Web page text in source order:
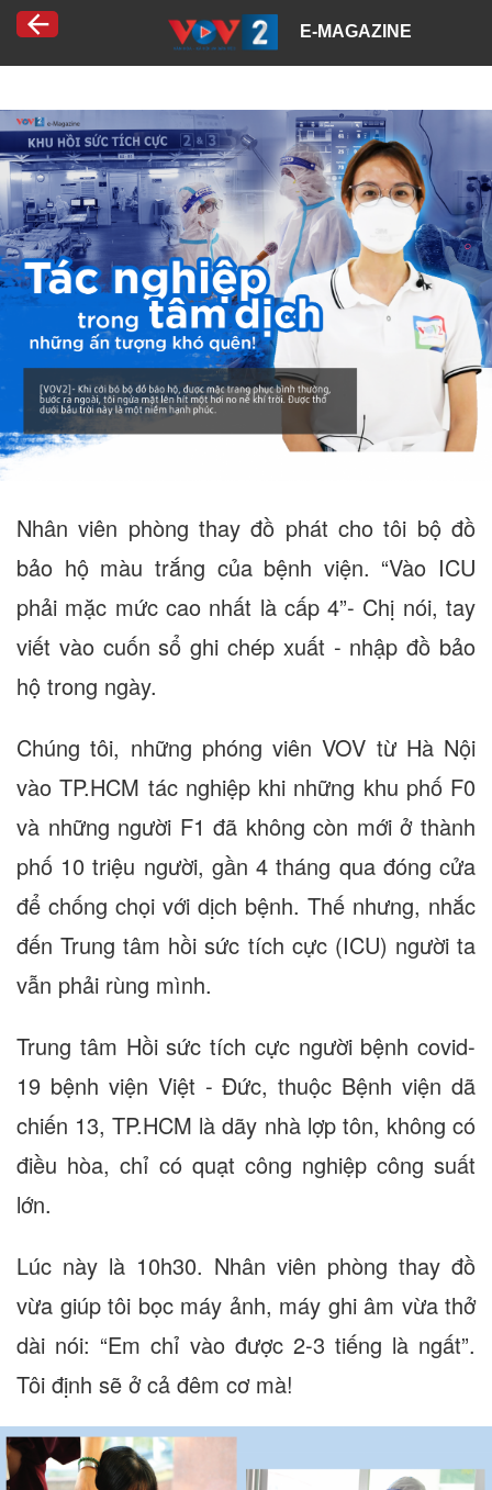
E-MAGAZINE
Nhân viên phòng thay đồ phát cho tôi bộ đồ
bảo hộ màu trắng của bệnh viện. “Vào ICU
phải mặc mức cao nhất là cấp 4”- Chị nói, tay
viết vào cuốn sổ ghi chép xuất - nhập đồ bảo
hộ trong ngày.
Chúng tôi, những phóng viên VOV từ Hà Nội
vào TP.HCM tác nghiệp khi những khu phố F0
và những người F1 đã không còn mới ở thành
phố 10 triệu người, gần 4 tháng qua đóng cửa
để chống chọi với dịch bệnh. Thế nhưng, nhắc
đến Trung tâm hồi sức tích cực (ICU) người ta
vẫn phải rùng mình.
Trung tâm Hồi sức tích cực người bệnh covid-
19 bệnh viện Việt - Đức, thuộc Bệnh viện dã
chiến 13, TP.HCM là dãy nhà lợp tôn, không có
điều hòa, chỉ có quạt công nghiệp công suất
lớn.
Lúc này là 10h30. Nhân viên phòng thay đồ
vừa giúp tôi bọc máy ảnh, máy ghi âm vừa thở
dài nói: “Em chỉ vào được 2-3 tiếng là ngất”.
Tôi định sẽ ở cả đêm cơ mà!